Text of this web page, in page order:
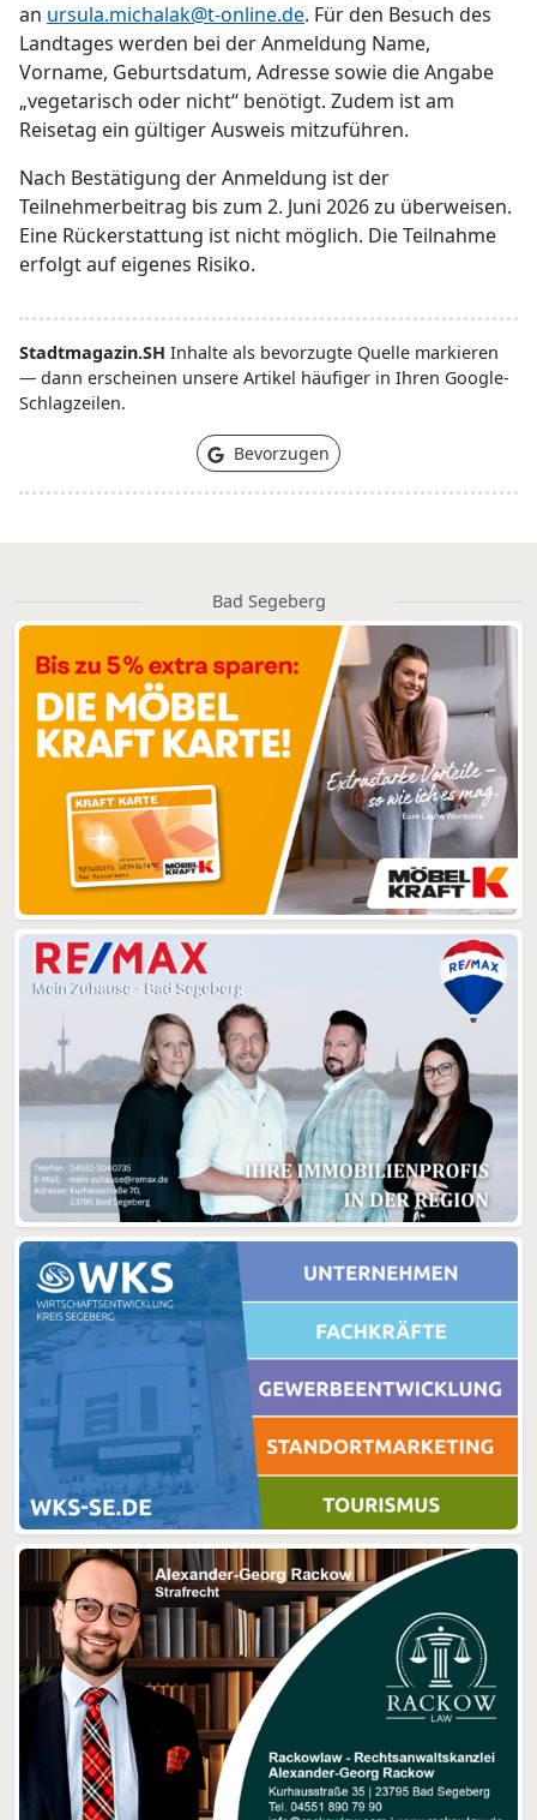
an ursula.michalak@t-online.de. Für den Besuch des
Landtages werden bei der Anmeldung Name,
Vorname, Geburtsdatum, Adresse sowie die Angabe
„vegetarisch oder nicht“ benötigt. Zudem ist am
Reisetag ein gültiger Ausweis mitzuführen.
Nach Bestätigung der Anmeldung ist der
Teilnehmerbeitrag bis zum 2. Juni 2026 zu überweisen.
Eine Rückerstattung ist nicht möglich. Die Teilnahme
erfolgt auf eigenes Risiko.
Stadtmagazin.SH Inhalte als bevorzugte Quelle markieren
— dann erscheinen unsere Artikel häufiger in Ihren Google-
Schlagzeilen.
Bevorzugen
Bad Segeberg